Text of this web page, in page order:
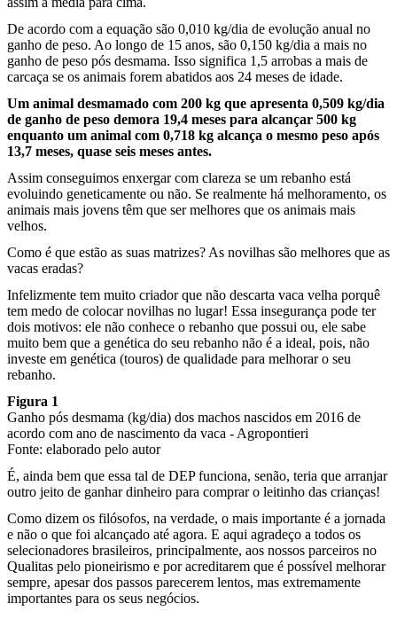
De acordo com a equação são 0,010 kg/dia de evolução anual no
ganho de peso. Ao longo de 15 anos, são 0,150 kg/dia a mais no
ganho de peso pós desmama. Isso significa 1,5 arrobas a mais de
carcaça se os animais forem abatidos aos 24 meses de idade.
Um animal desmamado com 200 kg que apresenta 0,509 kg/dia
de ganho de peso demora 19,4 meses para alcançar 500 kg
enquanto um animal com 0,718 kg alcança o mesmo peso após
13,7 meses, quase seis meses antes.
Assim conseguimos enxergar com clareza se um rebanho está
evoluindo geneticamente ou não. Se realmente há melhoramento, os
animais mais jovens têm que ser melhores que os animais mais
velhos.
Como é que estão as suas matrizes? As novilhas são melhores que as
vacas eradas?
Infelizmente tem muito criador que não descarta vaca velha porquê
tem medo de colocar novilhas no lugar! Essa insegurança pode ter
dois motivos: ele não conhece o rebanho que possui ou, ele sabe
muito bem que a genética do seu rebanho não é a ideal, pois, não
investe em genética (touros) de qualidade para melhorar o seu
rebanho.
Figura 1
Ganho pós desmama (kg/dia) dos machos nascidos em 2016 de
acordo com ano de nascimento da vaca - Agropontieri
Fonte: elaborado pelo autor
É, ainda bem que essa tal de DEP funciona, senão, teria que arranjar
outro jeito de ganhar dinheiro para comprar o leitinho das crianças!
Como dizem os filósofos, na verdade, o mais importante é a jornada
e não o que foi alcançado até agora. E aqui agradeço a todos os
selecionadores brasileiros, principalmente, aos nossos parceiros no
Qualitas pelo pioneirismo e por acreditarem que é possível melhorar
sempre, apesar dos passos parecerem lentos, mas extremamente
importantes para os seus negócios.